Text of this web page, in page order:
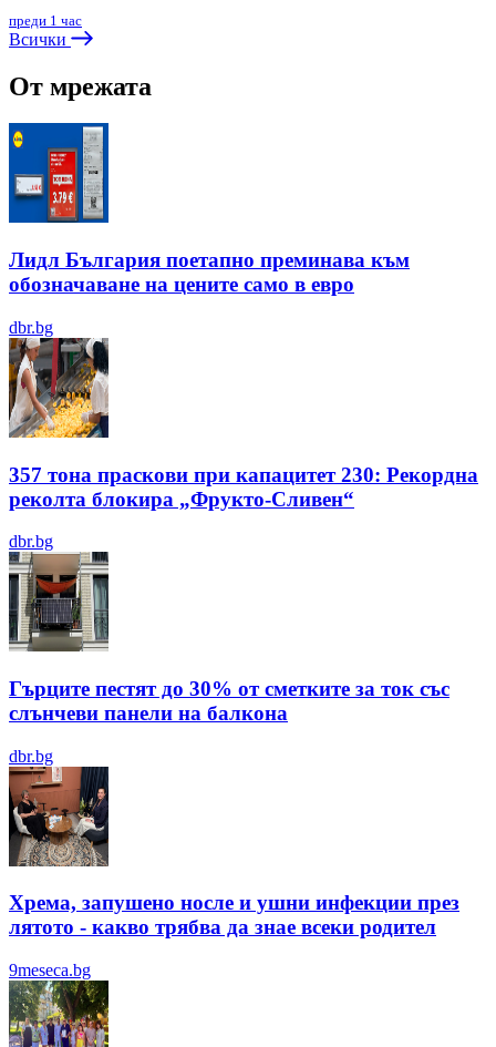
преди 1 час
Всички
От мрежата
Лидл България поетапно преминава към
обозначаване на цените само в евро
dbr.bg
357 тона праскови при капацитет 230: Рекордна
реколта блокира „Фрукто-Сливен“
dbr.bg
Гърците пестят до 30% от сметките за ток със
слънчеви панели на балкона
dbr.bg
Хрема, запушено носле и ушни инфекции през
лятотo - какво трябва да знае всеки родител
9meseca.bg